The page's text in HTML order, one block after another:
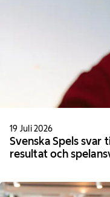
19 Juli 2026
Svenska Spels
resultat och